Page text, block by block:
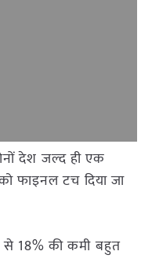
देश जल्द ही एक
फाइनल टच दिया जा
से 18% की कमी बहुत